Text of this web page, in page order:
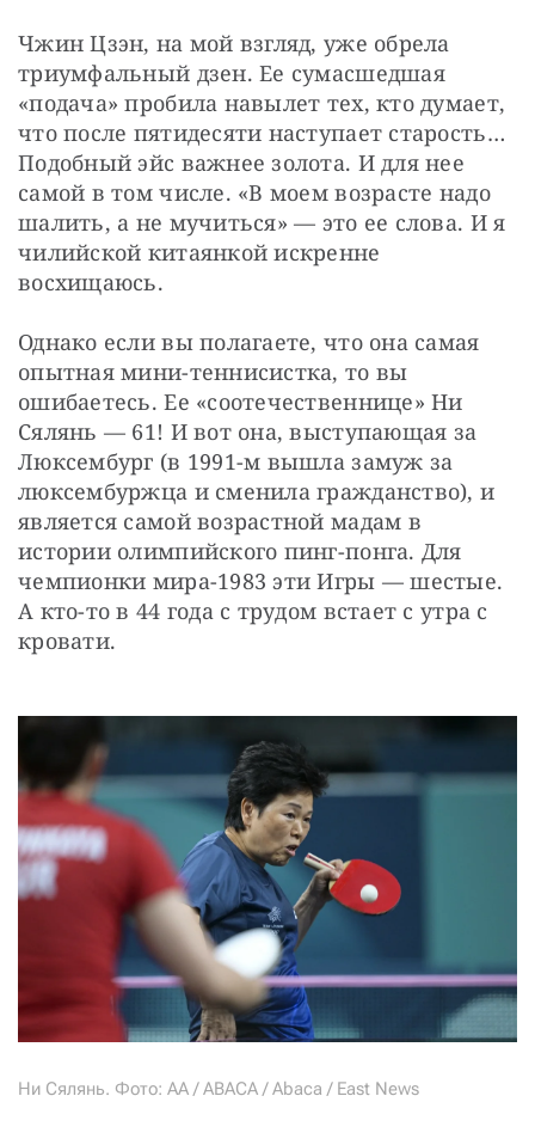
Чжин Цзэн, на мой взгляд, уже обрела
триумфальный дзен. Ее сумасшедшая
«подача» пробила навылет тех, кто думает,
что после пятидесяти наступает старость…
Подобный эйс важнее золота. И для нее
самой в том числе. «В моем возрасте надо
шалить, а не мучиться» — это ее слова. И я
чилийской китаянкой искренне
восхищаюсь.
Однако если вы полагаете, что она самая
опытная мини-теннисистка, то вы
ошибаетесь. Ее «соотечественнице» Ни
Сялянь — 61! И вот она, выступающая за
Люксембург (в 1991-м вышла замуж за
люксембуржца и сменила гражданство), и
является самой возрастной мадам в
истории олимпийского пинг-понга. Для
чемпионки мира-1983 эти Игры — шестые.
А кто-то в 44 года с трудом встает с утра с
кровати.
Ни Сялянь. Фото: AA / ABACA / Abaca / East News